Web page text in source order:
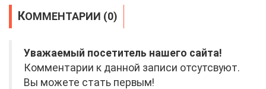
КОММЕНТАРИИ (0)
Уважаемый посетитель нашего сайта!
Комментарии к данной записи отсутсвуют.
Вы можете стать первым!